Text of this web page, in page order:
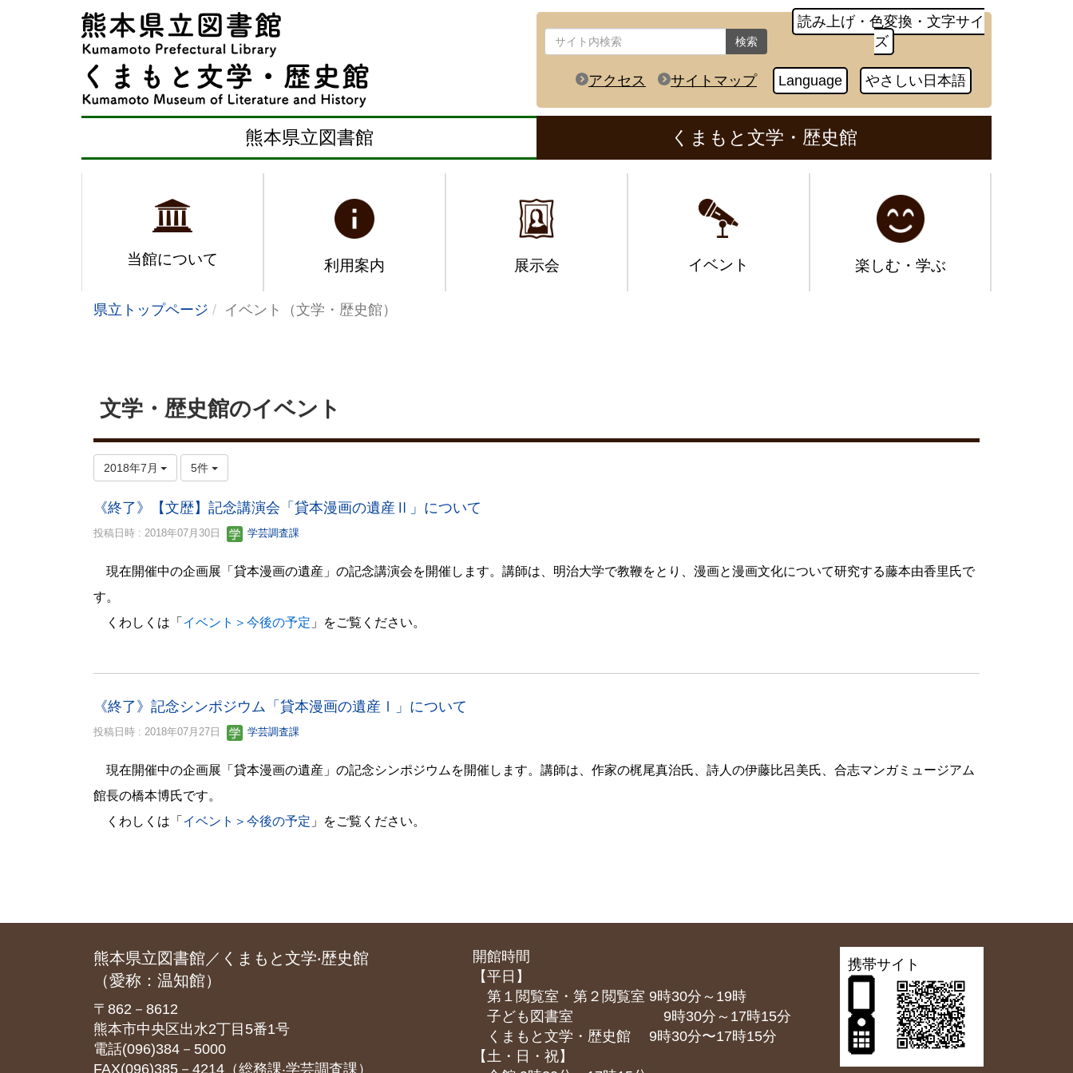
検索
読み上げ・色変換・文字サイ
ズ
アクセス サイトマップ Language やさしい日本語
熊本県立図書館 くまもと文学・歴史館
当館について 利用案内 展示会 イベント 楽しむ・学ぶ
県立トップページ イベント（文学・歴史館）
文学・歴史館のイベント
2018年7月 5件
《終了》【文歴】記念講演会「貸本漫画の遺産Ⅱ」について
投稿日時 : 2018年07月30日 学芸調査課
現在開催中の企画展「貸本漫画の遺産」の記念講演会を開催します。 講師は、明治大学で教鞭をとり、漫画と漫画文化について研究する藤本由香里氏で
す。
くわしくは「 イベント＞今後の予定 」をご覧ください。
《終了》記念シンポジウム「貸本漫画の遺産Ⅰ」について
投稿日時 : 2018年07月27日 学芸調査課
現在開催中の企画展「貸本漫画の遺産」の記念シンポジウムを開催します。 講師は、作家の梶尾真治氏、詩人の伊藤比呂美氏、合志マンガミュージアム
館長の橋本博氏です。
くわしくは「 イベント＞今後の予定 」をご覧ください。
熊本県立図書館／くまもと文学‧歴史館
（愛称：温知館）
〒862－8612
熊本市中央区出水2丁目5番1号
電話(096)384－5000
FAX(096)385－4214（総務課‧学芸調査課）
開館時間
【平日】
第１閲覧室・第２閲覧室 9時30分～19時
子ども図書室 9時30分～17時15分
くまもと⽂学・歴史館 9時30分〜17時15分
【土・日・祝】
携帯サイト